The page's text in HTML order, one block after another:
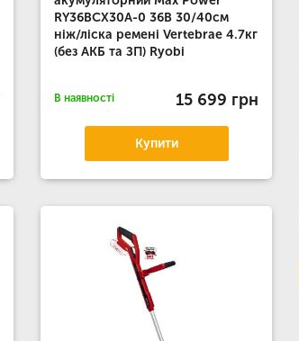
RY36BCX30A-0 36В 30/40см
ніж/ліска ремені Vertebrae 4.7кг
(без АКБ та ЗП) Ryobi
В наявності 15 699 грн
Купити